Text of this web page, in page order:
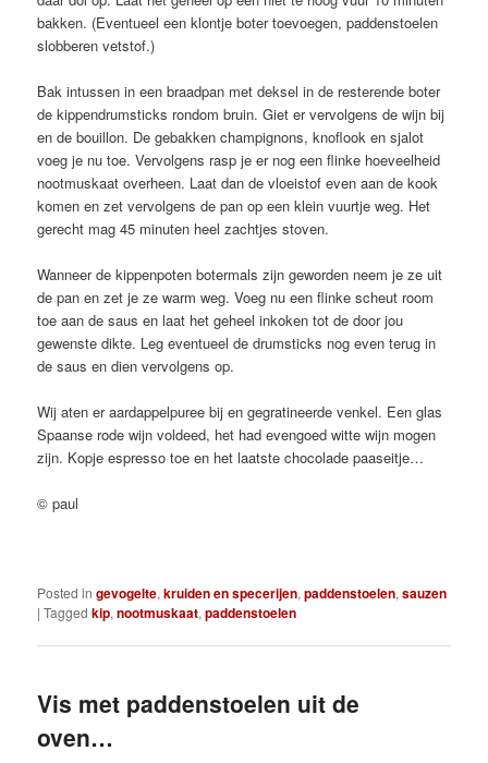
bakken. (Eventueel een klontje boter toevoegen, paddenstoelen
slobberen vetstof.)
Bak intussen in een braadpan met deksel in de resterende boter
de kippendrumsticks rondom bruin. Giet er vervolgens de wijn bij
en de bouillon. De gebakken champignons, knoflook en sjalot
voeg je nu toe. Vervolgens rasp je er nog een flinke hoeveelheid
nootmuskaat overheen. Laat dan de vloeistof even aan de kook
komen en zet vervolgens de pan op een klein vuurtje weg. Het
gerecht mag 45 minuten heel zachtjes stoven.
Wanneer de kippenpoten botermals zijn geworden neem je ze uit
de pan en zet je ze warm weg. Voeg nu een flinke scheut room
toe aan de saus en laat het geheel inkoken tot de door jou
gewenste dikte. Leg eventueel de drumsticks nog even terug in
de saus en dien vervolgens op.
Wij aten er aardappelpuree bij en gegratineerde venkel. Een glas
Spaanse rode wijn voldeed, het had evengoed witte wijn mogen
zijn. Kopje espresso toe en het laatste chocolade paaseitje…
© paul
Posted in gevogelte,kruiden en specerijen,paddenstoelen,sauzen
|Tagged kip,nootmuskaat,paddenstoelen
Vis met paddenstoelen uit de
oven…